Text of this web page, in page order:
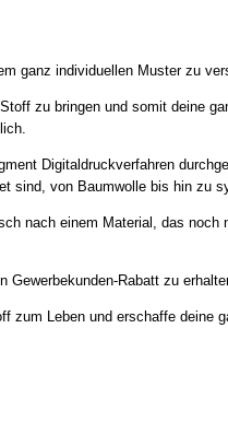
ganz individuellen Muster zu
zu bringen und somit deine
Digitaldruckverfahren
von Baumwolle bis hin zu
nach einem Material, das
Rabatt zu
zum Leben und erschaffe deine